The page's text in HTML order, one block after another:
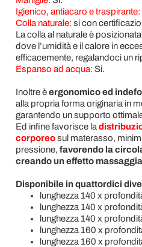
Igienico, antiacaro e traspirante:
Colla naturale: si con
La colla al naturale è
dove l’umidità e il calore in
efficacemente, regalandoci un
Espanso ad acqua: Si.
Inoltre èergonomico ed
alla propria forma originaria in
garantendo un supporto
Ed infine favorisce la
corporeosul materasso,
pressione, favorendo la
creando un effetto
Disponibile in quattordici
lunghezza 140 x
lunghezza 140 x
lunghezza 140 x
lunghezza 160 x
lunghezza 160 x